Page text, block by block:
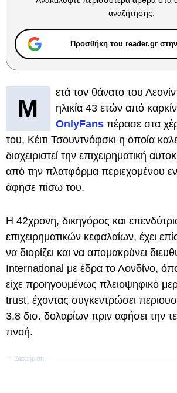
αναζήτησης.
Προσθήκη του reader.gr
Μ
ετά τον θάνατο του
ηλικία 43 ετών από
OnlyFans πέρασε στα
του, Κέιτι Τσουντνόφσκι η οποία
διαχειριστεί την επιχειρηματική
από την πλατφόρμα περιεχομένου
άφησε πίσω του.
Η 42χρονη, δικηγόρος και
επιχειρηματικών κεφαλαίων, έχει
να διορίζει και να απομακρύνει
International με έδρα το Λονδίνο,
είχε προηγουμένως πλειοψηφικό
trust, έχοντας συγκεντρώσει
3,8 δισ. δολαρίων πριν αφήσει την
πνοή.